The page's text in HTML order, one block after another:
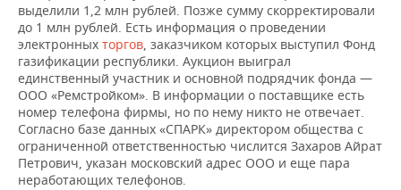
выделили 1,2 млн рублей. Позже сумму скорректировали
до 1 млн рублей. Есть информация о проведении
электронных торгов, заказчиком которых выступил Фонд
газификации республики. Аукцион выиграл
единственный участник и основной подрядчик фонда —
ООО «Ремстройком». В информации о поставщике есть
номер телефона фирмы, но по нему никто не отвечает.
Согласно базе данных «СПАРК» директором общества с
ограниченной ответственностью числится Захаров Айрат
Петрович, указан московский адрес ООО и еще пара
неработающих телефонов.